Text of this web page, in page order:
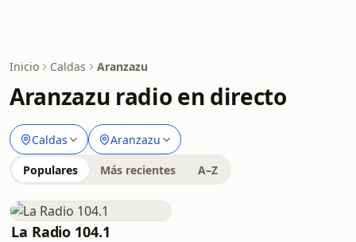
Inicio Caldas Aranzazu
Aranzazu radio en directo
Caldas Aranzazu
Populares Más recientes A–Z
La Radio 104.1